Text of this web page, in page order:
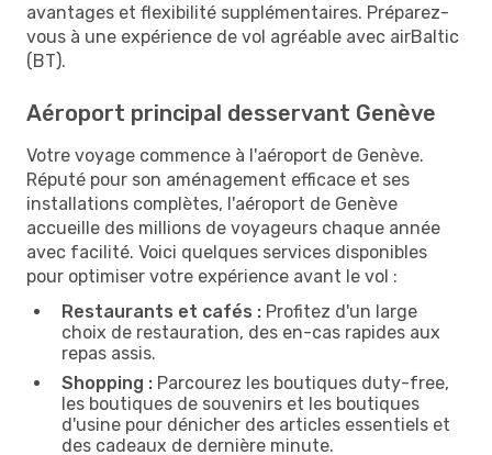
avantages et flexibilité supplémentaires. Préparez-
vous à une expérience de vol agréable avec airBaltic
(BT).
Aéroport principal desservant Genève
Votre voyage commence à l'aéroport de Genève.
Réputé pour son aménagement efficace et ses
installations complètes, l'aéroport de Genève
accueille des millions de voyageurs chaque année
avec facilité. Voici quelques services disponibles
pour optimiser votre expérience avant le vol :
Restaurants et cafés : Profitez d'un large
choix de restauration, des en-cas rapides aux
repas assis.
Shopping : Parcourez les boutiques duty-free,
les boutiques de souvenirs et les boutiques
d'usine pour dénicher des articles essentiels et
des cadeaux de dernière minute.